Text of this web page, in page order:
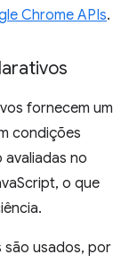
Chrome APIs.
fornecem um
condições
no
o que
são usados, por